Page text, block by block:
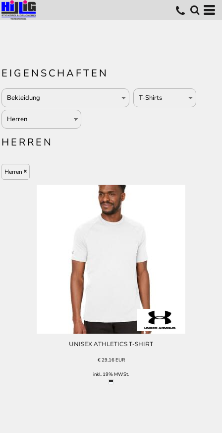
EIGENSCHAFTEN
HERREN
Herren
UNISEX ATHLETICS T-SHIRT
€29,16EUR
inkl. 19% MWSt.